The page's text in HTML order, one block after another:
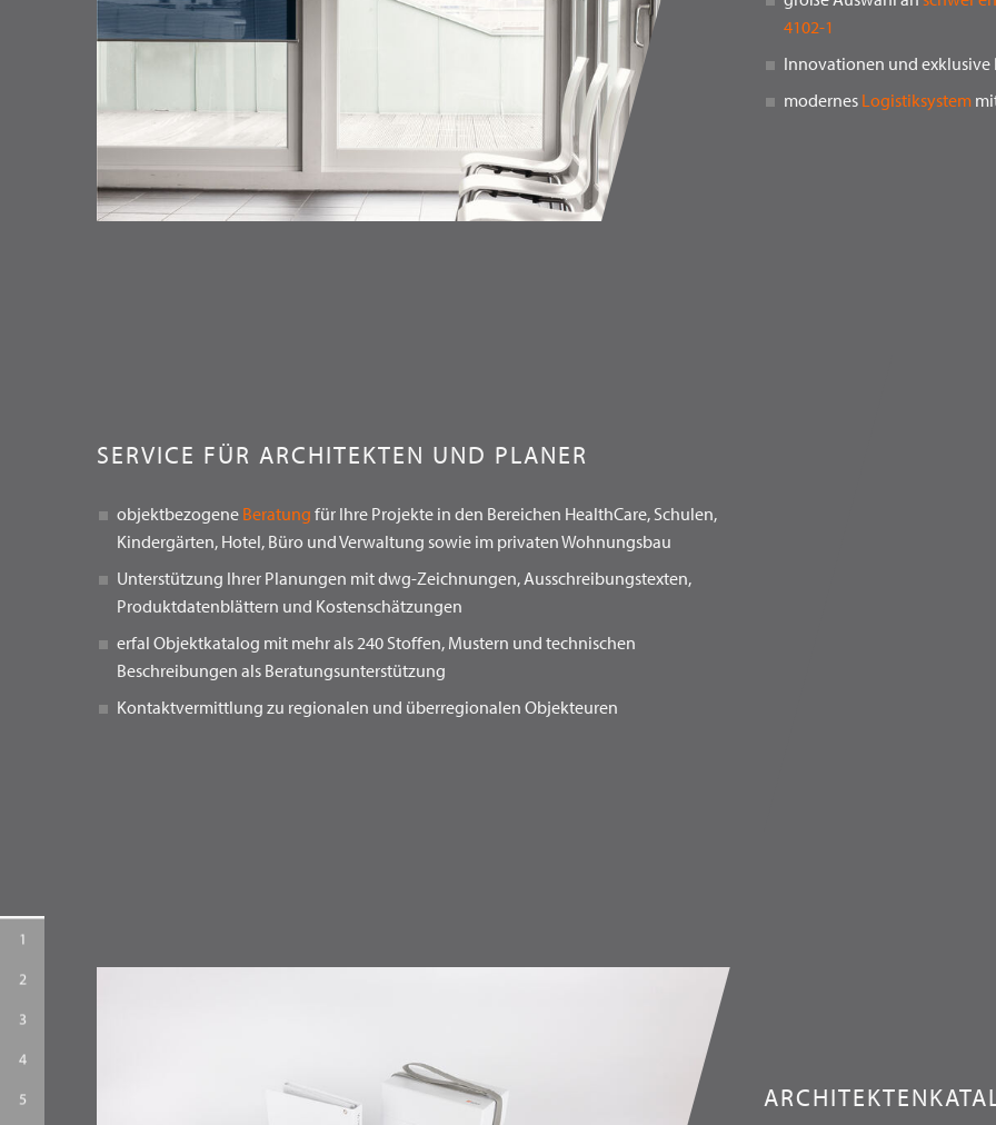
4102-1
Innovationen und
modernes Logistiksystem
SERVICE FÜR ARCHITEKTEN UND PLANER
objektbezogene Beratung für Ihre Projekte in den Bereichen HealthCare, Schulen,
Kindergärten, Hotel, Büro und Verwaltung sowie im privaten Wohnungsbau
Unterstützung Ihrer Planungen mit dwg-Zeichnungen, Ausschreibungstexten,
Produktdatenblättern und Kostenschätzungen
erfal Objektkatalog mit mehr als 240 Stoffen, Mustern und technischen
Beschreibungen als Beratungsunterstützung
Kontaktvermittlung zu regionalen und überregionalen Objekteuren